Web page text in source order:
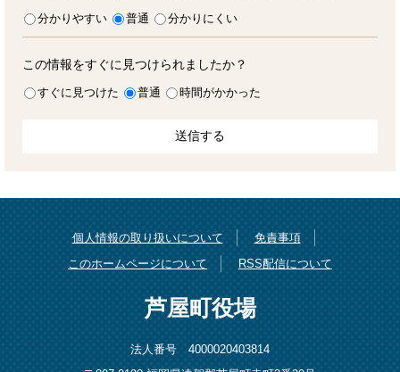
分かりやすい 普通 分かりにくい
この情報をすぐに見つけられましたか？
すぐに見つけた 普通 時間がかかった
個人情報の取り扱いについて
免責事項
このホームページについて
RSS配信について
芦屋町役場
法人番号 4000020403814